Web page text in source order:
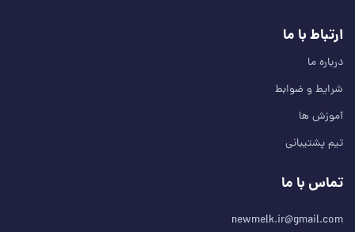
ارتباط با ما
درباره ما
شرایط و ضوابط
آموزش ها
تیم پشتیبانی
تماس با ما
newmelk.ir@gmail.com